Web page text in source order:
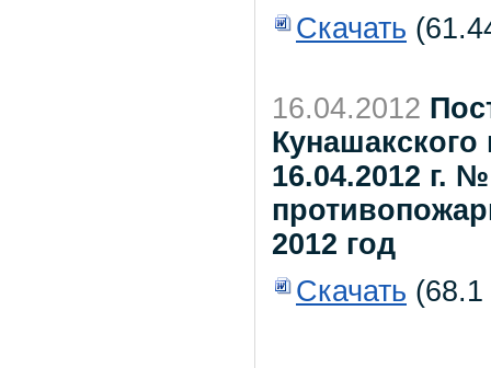
Скачать
16.04.2012
16.04.2012 г.
2012 год
Скачать